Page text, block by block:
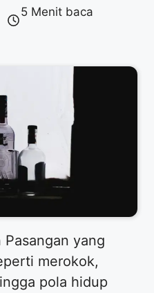
5 Menit baca
yang
merokok,
pola hidup